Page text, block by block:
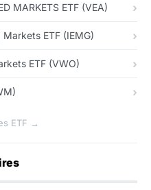
MARKETS ETF (VEA)
ETF (IEMG)
ETF (VWO)
ETF →